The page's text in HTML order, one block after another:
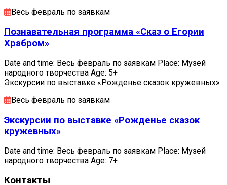
Весь февраль по заявкам
Познавательная программа «Сказ о Егории
Храбром»
Date and time: Весь февраль по заявкам Place: Музей
народного творчества Age: 5+
Экскурсии по выставке «Рожденье сказок кружевных»
Весь февраль по заявкам
Экскурсии по выставке «Рожденье сказок
кружевных»
Date and time: Весь февраль по заявкам Place: Музей
народного творчества Age: 7+
Контакты